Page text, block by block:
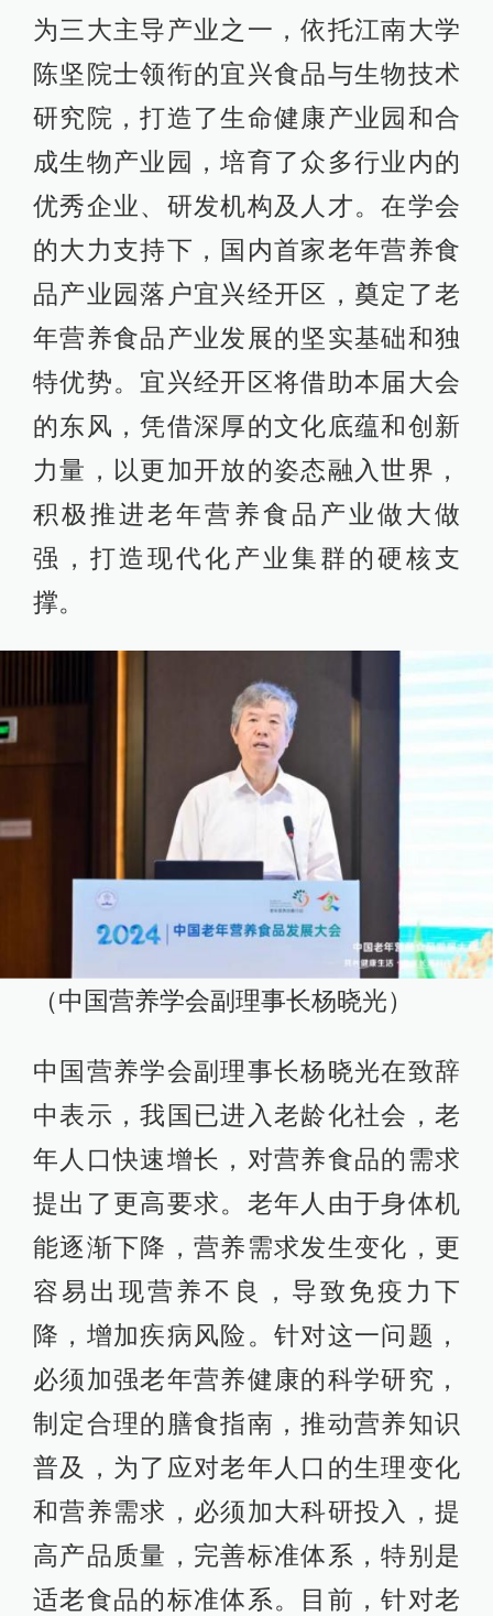
为三大主导产业之一，依托江南大学
陈坚院士领衔的宜兴食品与生物技术
研究院，打造了生命健康产业园和合
成生物产业园，培育了众多行业内的
优秀企业、研发机构及人才。在学会
的大力支持下，国内首家老年营养食
品产业园落户宜兴经开区，奠定了老
年营养食品产业发展的坚实基础和独
特优势。宜兴经开区将借助本届大会
的东风，凭借深厚的文化底蕴和创新
力量，以更加开放的姿态融入世界，
积极推进老年营养食品产业做大做
强，打造现代化产业集群的硬核支
撑。
（中国营养学会副理事长杨晓光）
中国营养学会副理事长杨晓光在致辞
中表示，我国已进入老龄化社会，老
年人口快速增长，对营养食品的需求
提出了更高要求。老年人由于身体机
能逐渐下降，营养需求发生变化，更
容易出现营养不良，导致免疫力下
降，增加疾病风险。针对这一问题，
必须加强老年营养健康的科学研究，
制定合理的膳食指南，推动营养知识
普及，为了应对老年人口的生理变化
和营养需求，必须加大科研投入，提
高产品质量，完善标准体系，特别是
适老食品的标准体系。目前，针对老